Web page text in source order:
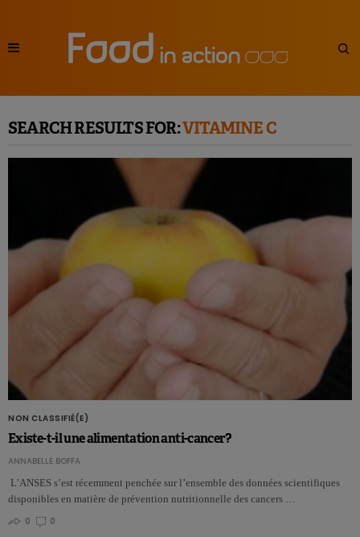
SEARCH RESULTS FOR:VITAMINE C
NON CLASSIFIÉ(E)
Existe-t-il une alimentation anti-cancer?
ANNABELLE BOFFA
L’ANSES s’est récemment penchée sur l’ensemble des données scientifiques
disponibles en matière de prévention nutritionnelle des cancers …
0
0